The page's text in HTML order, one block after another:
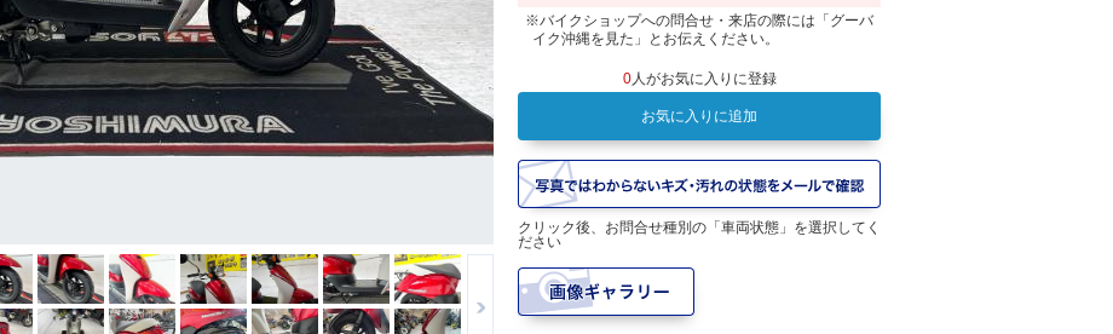
※バイクショップへの問合せ・来店の際には「グーバ
イク沖縄を見た」とお伝えください。
0人がお気に入りに登録
お気に入りに追加
クリック後、お問合せ種別の「車両状態」を選択してく
ださい